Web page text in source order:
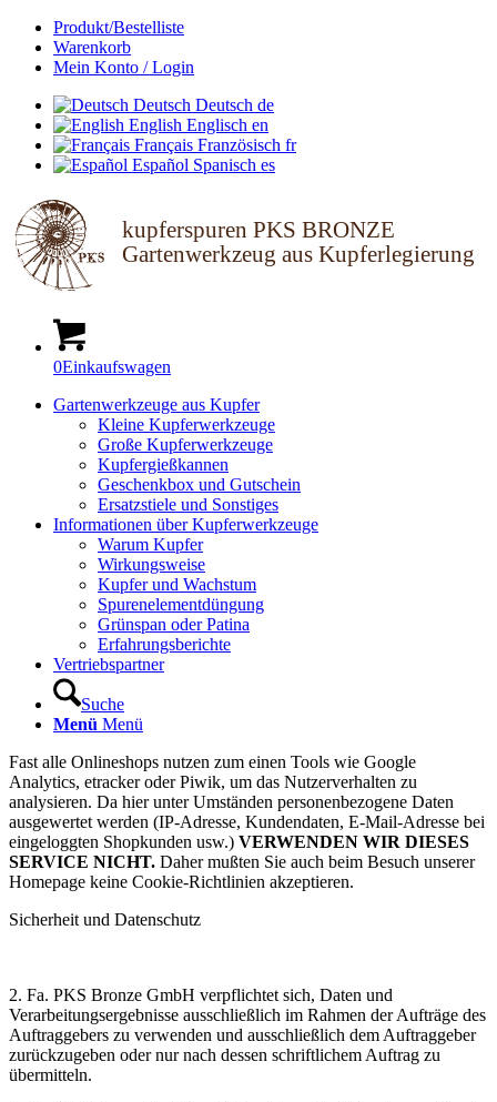
Produkt/Bestelliste
Warenkorb
Mein Konto / Login
Deutsch Deutsch de
English Englisch en
Français Französisch fr
Español Spanisch es
kupferspuren PKS BRONZE
Gartenwerkzeug aus Kupferlegierung
0Einkaufswagen
Gartenwerkzeuge aus Kupfer
Kleine Kupferwerkzeuge
Große Kupferwerkzeuge
Kupfergießkannen
Geschenkbox und Gutschein
Ersatzstiele und Sonstiges
Informationen über Kupferwerkzeuge
Warum Kupfer
Wirkungsweise
Kupfer und Wachstum
Spurenelementdüngung
Grünspan oder Patina
Erfahrungsberichte
Vertriebspartner
Suche
Menü Menü
Fast alle Onlineshops nutzen zum einen Tools wie Google
Analytics, etracker oder Piwik, um das Nutzerverhalten zu
analysieren. Da hier unter Umständen personenbezogene Daten
ausgewertet werden (IP-Adresse, Kundendaten, E-Mail-Adresse bei
eingeloggten Shopkunden usw.) VERWENDEN WIR DIESES
SERVICE NICHT. Daher mußten Sie auch beim Besuch unserer
Homepage keine Cookie-Richtlinien akzeptieren.
Sicherheit und Datenschutz
2. Fa. PKS Bronze GmbH verpflichtet sich, Daten und
Verarbeitungsergebnisse ausschließlich im Rahmen der Aufträge des
Auftraggebers zu verwenden und ausschließlich dem Auftraggeber
zurückzugeben oder nur nach dessen schriftlichem Auftrag zu
übermitteln.